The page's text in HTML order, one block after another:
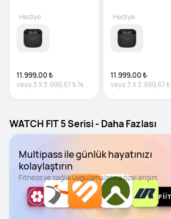
11.999,00 ₺
veya 3X3.999,67 ₺%0
Hediye
11.999,00 ₺
veya 3X3.999,67 ₺
Hediye
WATCH FIT 5 Serisi - Daha Fazlası
Multipass ile günlük hayatınızı
kolaylaştırın
Fitness ve sağlık uygulamalarına özel erişim